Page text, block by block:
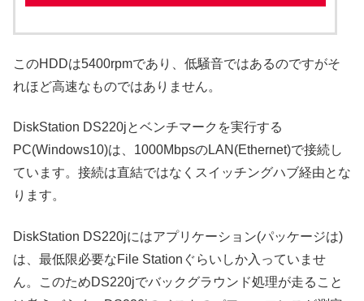
このHDDは5400rpmであり、低騒音ではあるのですがそ
れほど高速なものではありません。
DiskStation DS220jとベンチマークを実行する
PC(Windows10)は、1000MbpsのLAN(Ethernet)で接続し
ています。接続は直結ではなくスイッチングハブ経由とな
ります。
DiskStation DS220jにはアプリケーション(パッケージは)
は、最低限必要なFile Stationぐらいしか入っていませ
ん。このためDS220jでバックグラウンド処理が走ること